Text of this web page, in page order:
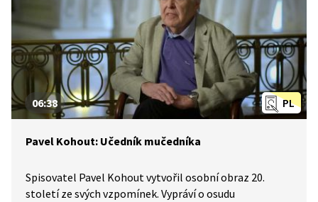
fotografie a záběry.
PL
06:38
Pavel Kohout: Učedník mučedníka
Spisovatel Pavel Kohout vytvořil osobní obraz 20.
století ze svých vzpomínek. Vypráví o osudu